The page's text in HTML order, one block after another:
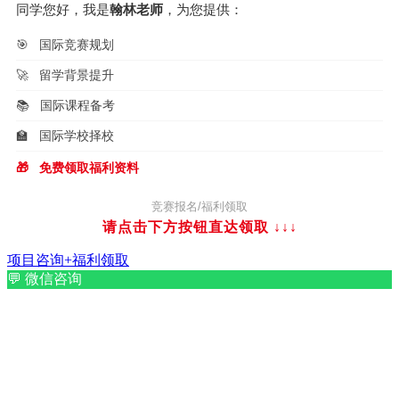
同学您好，我是翰林老师 ，为您提供：
🎯 国际竞赛规划
🚀 留学背景提升
📚 国际课程备考
🏫 国际学校择校
🎁 免费领取福利资料
竞赛报名/福利领取
请点击下方按钮直达领取 ↓↓↓
项目咨询+福利领取
💬 微信咨询